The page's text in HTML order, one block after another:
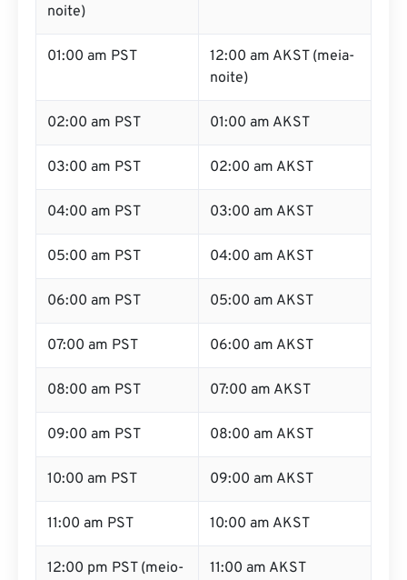
noite)
01:00 am PST
12:00 am AKST (meia-
noite)
02:00 am PST 01:00 am AKST
03:00 am PST 02:00 am AKST
04:00 am PST 03:00 am AKST
05:00 am PST 04:00 am AKST
06:00 am PST 05:00 am AKST
07:00 am PST 06:00 am AKST
08:00 am PST 07:00 am AKST
09:00 am PST 08:00 am AKST
10:00 am PST 09:00 am AKST
11:00 am PST 10:00 am AKST
12:00 pm PST (meio- 11:00 am AKST